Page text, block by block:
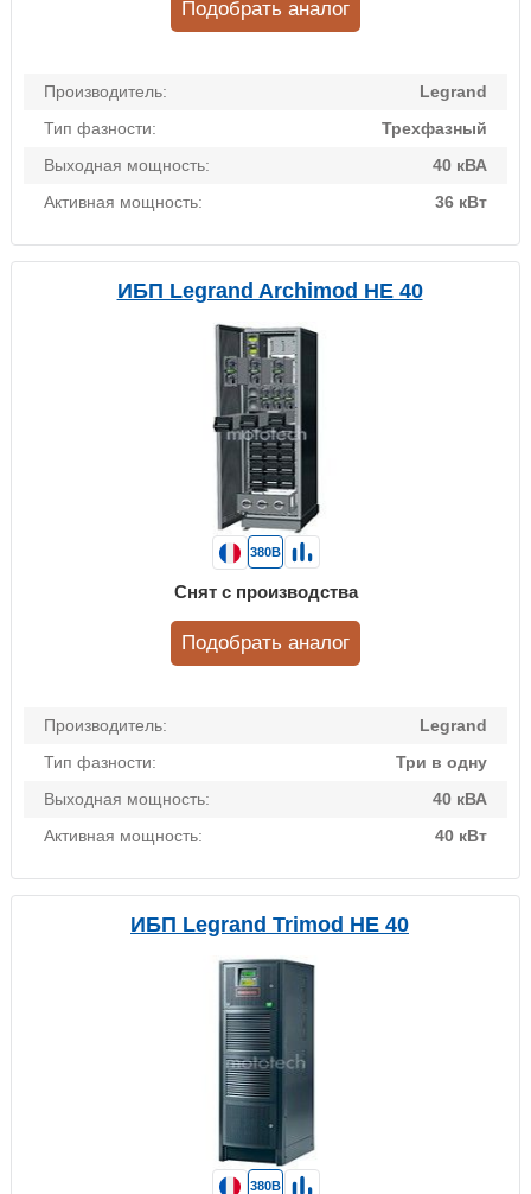
Производитель:
Legrand
Тип фазности:
Трехфазный
Выходная мощность:
40 кВА
Активная мощность:
36 кВт
Подобрать аналог
ИБП Legrand Archimod HE 40
Производитель:
Legrand
Тип фазности:
Три в одну
Выходная мощность:
40 кВА
Активная мощность:
40 кВт
380В
Снят с производства
Подобрать аналог
ИБП Legrand Trimod HE 40
380В